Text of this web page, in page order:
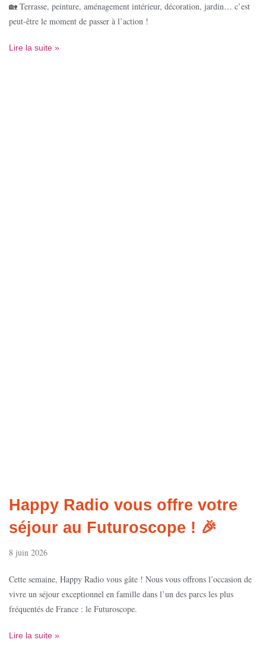
🏡 Terrasse, peinture, aménagement intérieur, décoration, jardin… c’est
peut-être le moment de passer à l’action !
Lire la suite »
Happy Radio vous offre votre
séjour au Futuroscope ! 🎉
8 juin 2026
Cette semaine, Happy Radio vous gâte ! Nous vous offrons l’occasion de
vivre un séjour exceptionnel en famille dans l’un des parcs les plus
fréquentés de France : le Futuroscope.
Lire la suite »